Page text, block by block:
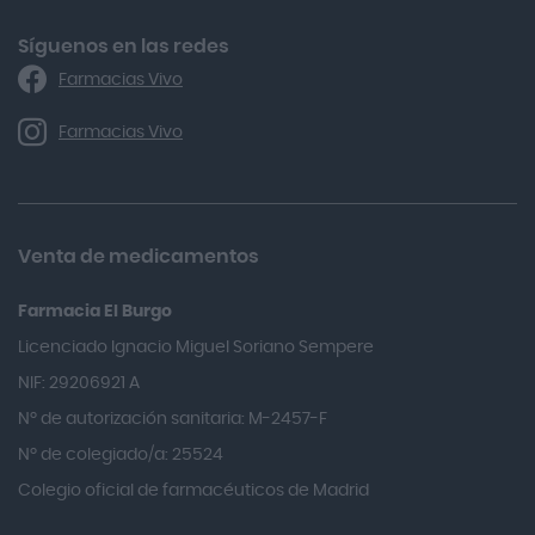
Algasiv
Alka Self
Allergan
Almax
Aloclair
Amifar
Síguenos en las redes
Farmacias Vivo
Farmacias Vivo
Venta de medicamentos
Farmacia El Burgo
Licenciado Ignacio Miguel Soriano Sempere
NIF: 29206921 A
Nº de autorización sanitaria: M-2457-F
Nº de colegiado/a: 25524
Colegio oficial de farmacéuticos de Madrid